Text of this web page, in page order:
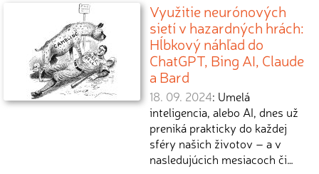
Využitie neurónových
sietí v hazardných hrách:
Hĺbkový náhľad do
ChatGPT, Bing AI, Claude
a Bard
18. 09. 2024: Umelá
inteligencia, alebo AI, dnes už
preniká prakticky do každej
sféry našich životov – a v
nasledujúcich mesiacoch či…